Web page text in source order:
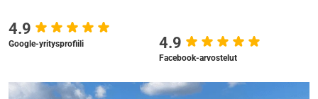
4.9
Google-yritysprofiili 4.9
Facebook-arvostelut